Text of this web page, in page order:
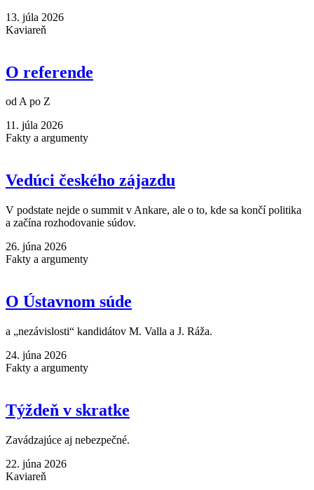
13. júla 2026
Kaviareň
O referende
od A po Z
11. júla 2026
Fakty a argumenty
Vedúci českého zájazdu
V podstate nejde o summit v Ankare, ale o to, kde sa končí politika
a začína rozhodovanie súdov.
26. júna 2026
Fakty a argumenty
O Ústavnom súde
a „nezávislosti“ kandidátov M. Valla a J. Ráža.
24. júna 2026
Fakty a argumenty
Týždeň v skratke
Zavádzajúce aj nebezpečné.
22. júna 2026
Kaviareň